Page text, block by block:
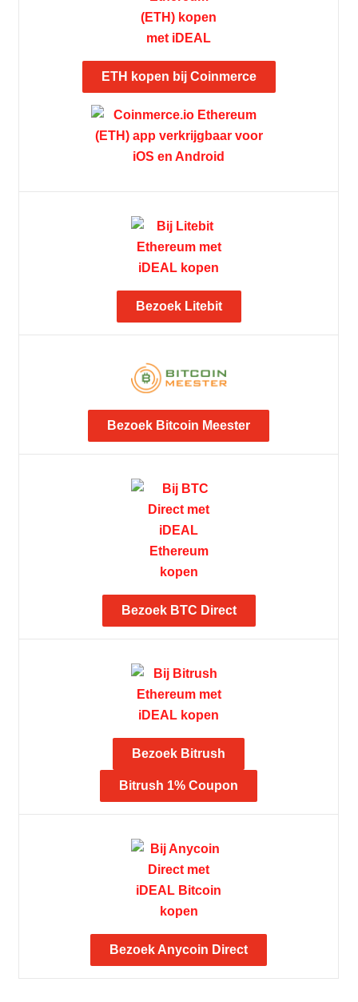
ETH kopen bij Coinmerce
Bezoek Litebit
Bezoek Bitcoin Meester
Bezoek BTC Direct
Bezoek Bitrush
Bitrush 1% Coupon
Bezoek Anycoin Direct